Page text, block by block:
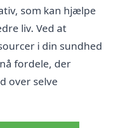
som kan hjælpe
liv. Ved at
i din sundhed
fordele, der
over selve